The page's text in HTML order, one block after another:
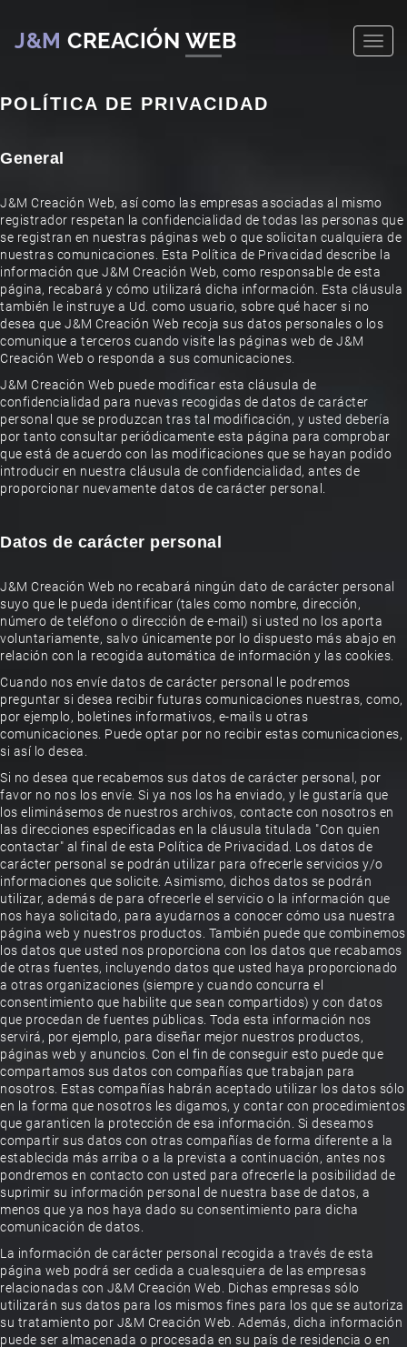
J&M CREACIÓN WEB
POLÍTICA DE PRIVACIDAD
General
J&M Creación Web, así como las empresas asociadas al mismo
registrador respetan la confidencialidad de todas las personas que
se registran en nuestras páginas web o que solicitan cualquiera de
nuestras comunicaciones. Esta Política de Privacidad describe la
información que J&M Creación Web, como responsable de esta
página, recabará y cómo utilizará dicha información. Esta cláusula
también le instruye a Ud. como usuario, sobre qué hacer si no
desea que J&M Creación Web recoja sus datos personales o los
comunique a terceros cuando visite las páginas web de J&M
Creación Web o responda a sus comunicaciones.
J&M Creación Web puede modificar esta cláusula de
confidencialidad para nuevas recogidas de datos de carácter
personal que se produzcan tras tal modificación, y usted debería
por tanto consultar periódicamente esta página para comprobar
que está de acuerdo con las modificaciones que se hayan podido
introducir en nuestra cláusula de confidencialidad, antes de
proporcionar nuevamente datos de carácter personal.
Datos de carácter personal
J&M Creación Web no recabará ningún dato de carácter personal
suyo que le pueda identificar (tales como nombre, dirección,
número de teléfono o dirección de e-mail) si usted no los aporta
voluntariamente, salvo únicamente por lo dispuesto más abajo en
relación con la recogida automática de información y las cookies.
Cuando nos envíe datos de carácter personal le podremos
preguntar si desea recibir futuras comunicaciones nuestras, como,
por ejemplo, boletines informativos, e-mails u otras
comunicaciones. Puede optar por no recibir estas comunicaciones,
si así lo desea.
Si no desea que recabemos sus datos de carácter personal, por
favor no nos los envíe. Si ya nos los ha enviado, y le gustaría que
los eliminásemos de nuestros archivos, contacte con nosotros en
las direcciones especificadas en la cláusula titulada "Con quien
contactar" al final de esta Política de Privacidad. Los datos de
carácter personal se podrán utilizar para ofrecerle servicios y/o
informaciones que solicite. Asimismo, dichos datos se podrán
utilizar, además de para ofrecerle el servicio o la información que
nos haya solicitado, para ayudarnos a conocer cómo usa nuestra
página web y nuestros productos. También puede que combinemos
los datos que usted nos proporciona con los datos que recabamos
de otras fuentes, incluyendo datos que usted haya proporcionado
a otras organizaciones (siempre y cuando concurra el
consentimiento que habilite que sean compartidos) y con datos
que procedan de fuentes públicas. Toda esta información nos
servirá, por ejemplo, para diseñar mejor nuestros productos,
páginas web y anuncios. Con el fin de conseguir esto puede que
compartamos sus datos con compañías que trabajan para
nosotros. Estas compañías habrán aceptado utilizar los datos sólo
en la forma que nosotros les digamos, y contar con procedimientos
que garanticen la protección de esa información. Si deseamos
compartir sus datos con otras compañías de forma diferente a la
establecida más arriba o a la prevista a continuación, antes nos
pondremos en contacto con usted para ofrecerle la posibilidad de
suprimir su información personal de nuestra base de datos, a
menos que ya nos haya dado su consentimiento para dicha
comunicación de datos.
La información de carácter personal recogida a través de esta
página web podrá ser cedida a cualesquiera de las empresas
relacionadas con J&M Creación Web. Dichas empresas sólo
utilizarán sus datos para los mismos fines para los que se autoriza
su tratamiento por J&M Creación Web. Además, dicha información
puede ser almacenada o procesada en su país de residencia o en